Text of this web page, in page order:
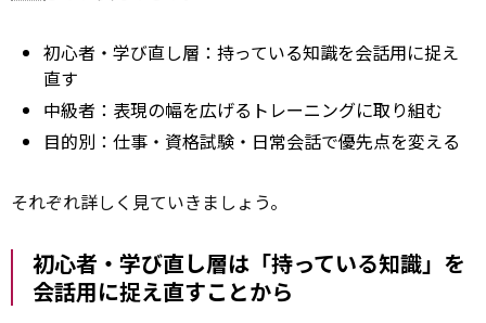
初心者・学び直し層：持っている知識を会話用に捉え
直す
中級者：表現の幅を広げるトレーニングに取り組む
目的別：仕事・資格試験・日常会話で優先点を変える
それぞれ詳しく見ていきましょう。
初心者・学び直し層は「持っている知識」を
会話用に捉え直すことから